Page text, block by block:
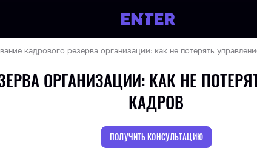
кадрового резерва организации: как не потерять
ОРГАНИЗАЦИИ: КАК НЕ
КАДРОВ
ПОЛУЧИТЬ КОНСУЛЬТАЦИЮ